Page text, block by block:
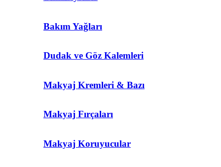
Bakım Yağları
Dudak ve Göz Kalemleri
Makyaj Kremleri & Bazı
Makyaj Fırçaları
Makyaj Koruyucular